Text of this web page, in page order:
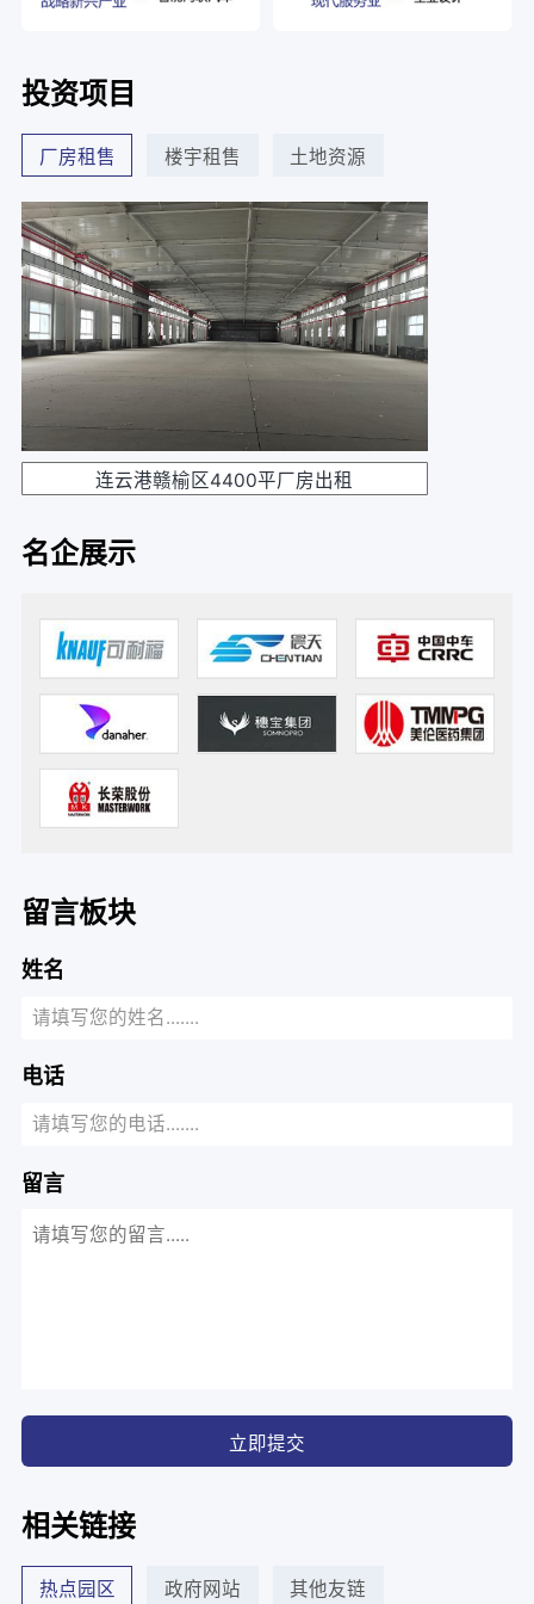
投资项目
厂房租售 楼宇租售 土地资源
连云港赣榆区4400平厂房出租
名企展示
留言板块
姓名
电话
留言
立即提交
相关链接
热点园区 政府网站 其他友链